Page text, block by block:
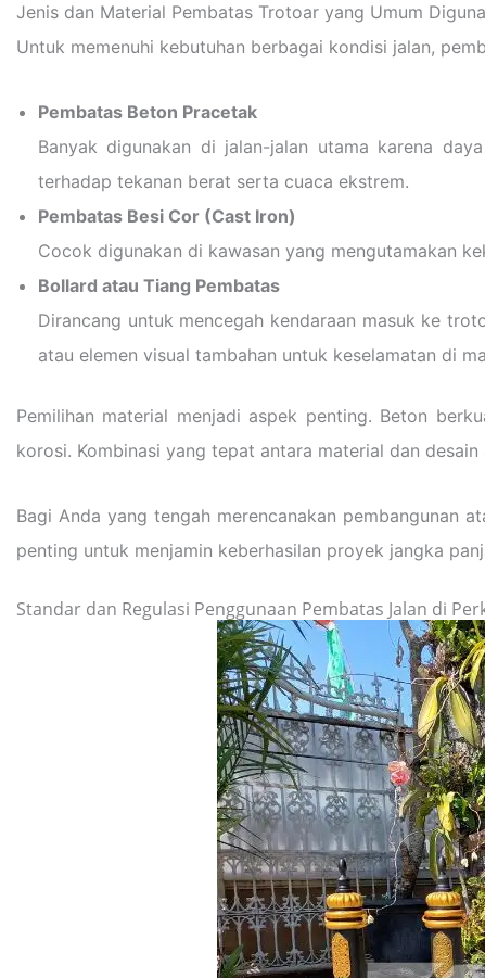
Jenis dan Material Pembatas Trotoar yang Umum
Untuk memenuhi kebutuhan berbagai kondisi jalan,
Pembatas Beton Pracetak
Banyak digunakan di jalan-jalan utama karena
terhadap tekanan berat serta cuaca ekstrem.
Pembatas Besi Cor (Cast Iron)
Cocok digunakan di kawasan yang mengutamakan
Bollard atau Tiang Pembatas
Dirancang untuk mencegah kendaraan masuk ke
atau elemen visual tambahan untuk keselamatan di
Pemilihan material menjadi aspek penting. Beton
korosi. Kombinasi yang tepat antara material dan
Bagi Anda yang tengah merencanakan pembangunan
penting untuk menjamin keberhasilan proyek jangka
Standar dan Regulasi Penggunaan Pembatas Jalan di